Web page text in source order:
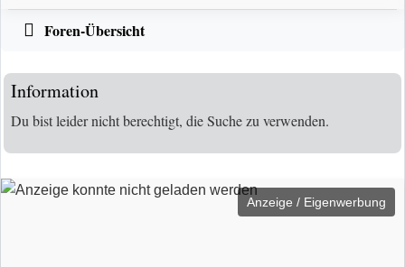
Foren-Übersicht
Information
Du bist leider nicht berechtigt, die Suche zu verwenden.
Anzeige / Eigenwerbung